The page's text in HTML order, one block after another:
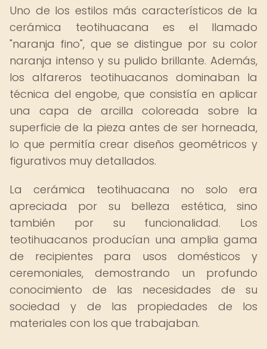
Uno de los estilos más característicos de la
cerámica teotihuacana es el llamado
"naranja fino", que se distingue por su color
naranja intenso y su pulido brillante. Además,
los alfareros teotihuacanos dominaban la
técnica del engobe, que consistía en aplicar
una capa de arcilla coloreada sobre la
superficie de la pieza antes de ser horneada,
lo que permitía crear diseños geométricos y
figurativos muy detallados.
La cerámica teotihuacana no solo era
apreciada por su belleza estética, sino
también por su funcionalidad. Los
teotihuacanos producían una amplia gama
de recipientes para usos domésticos y
ceremoniales, demostrando un profundo
conocimiento de las necesidades de su
sociedad y de las propiedades de los
materiales con los que trabajaban.